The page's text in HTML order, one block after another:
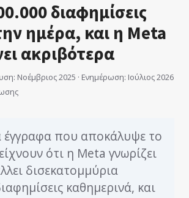
διαφημίσεις
ημέρα, και η Meta
ακριβότερα
Νοέμβριος 2025 · Ενημέρωση: Ιούλιος 2026
έγγραφα που αποκάλυψε το
ότι η Meta γνωρίζει
δισεκατομμύρια
καθημερινά, και